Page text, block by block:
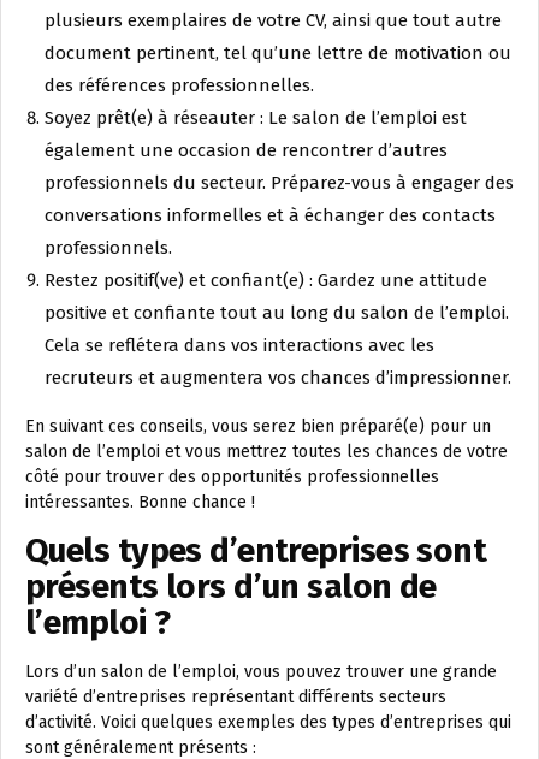
plusieurs exemplaires de votre CV, ainsi que tout autre
document pertinent, tel qu’une lettre de motivation ou
des références professionnelles.
Soyez prêt(e) à réseauter : Le salon de l’emploi est
également une occasion de rencontrer d’autres
professionnels du secteur. Préparez-vous à engager des
conversations informelles et à échanger des contacts
professionnels.
Restez positif(ve) et confiant(e) : Gardez une attitude
positive et confiante tout au long du salon de l’emploi.
Cela se reflétera dans vos interactions avec les
recruteurs et augmentera vos chances d’impressionner.
En suivant ces conseils, vous serez bien préparé(e) pour un
salon de l’emploi et vous mettrez toutes les chances de votre
côté pour trouver des opportunités professionnelles
intéressantes. Bonne chance !
Quels types d’entreprises sont
présents lors d’un salon de
l’emploi ?
Lors d’un salon de l’emploi, vous pouvez trouver une grande
variété d’entreprises représentant différents secteurs
d’activité. Voici quelques exemples des types d’entreprises qui
sont généralement présents :